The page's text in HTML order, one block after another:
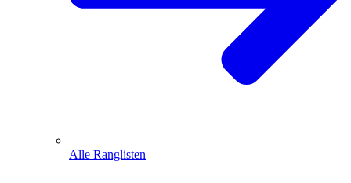
Alle Ranglisten